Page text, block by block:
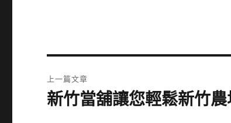
章
上一篇文章
上
新竹當舖讓您輕鬆新竹